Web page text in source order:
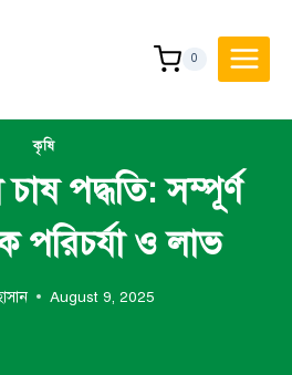
0
কৃষি
পদ্ধতি: সম্পূর্ণ
পরিচর্যা ও লাভ
August 9, 2025